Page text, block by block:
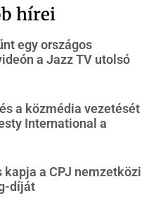
hírei
egy országos
a Jazz TV utolsó
a közmédia vezetését
International a
kapja a CPJ nemzetközi
díját